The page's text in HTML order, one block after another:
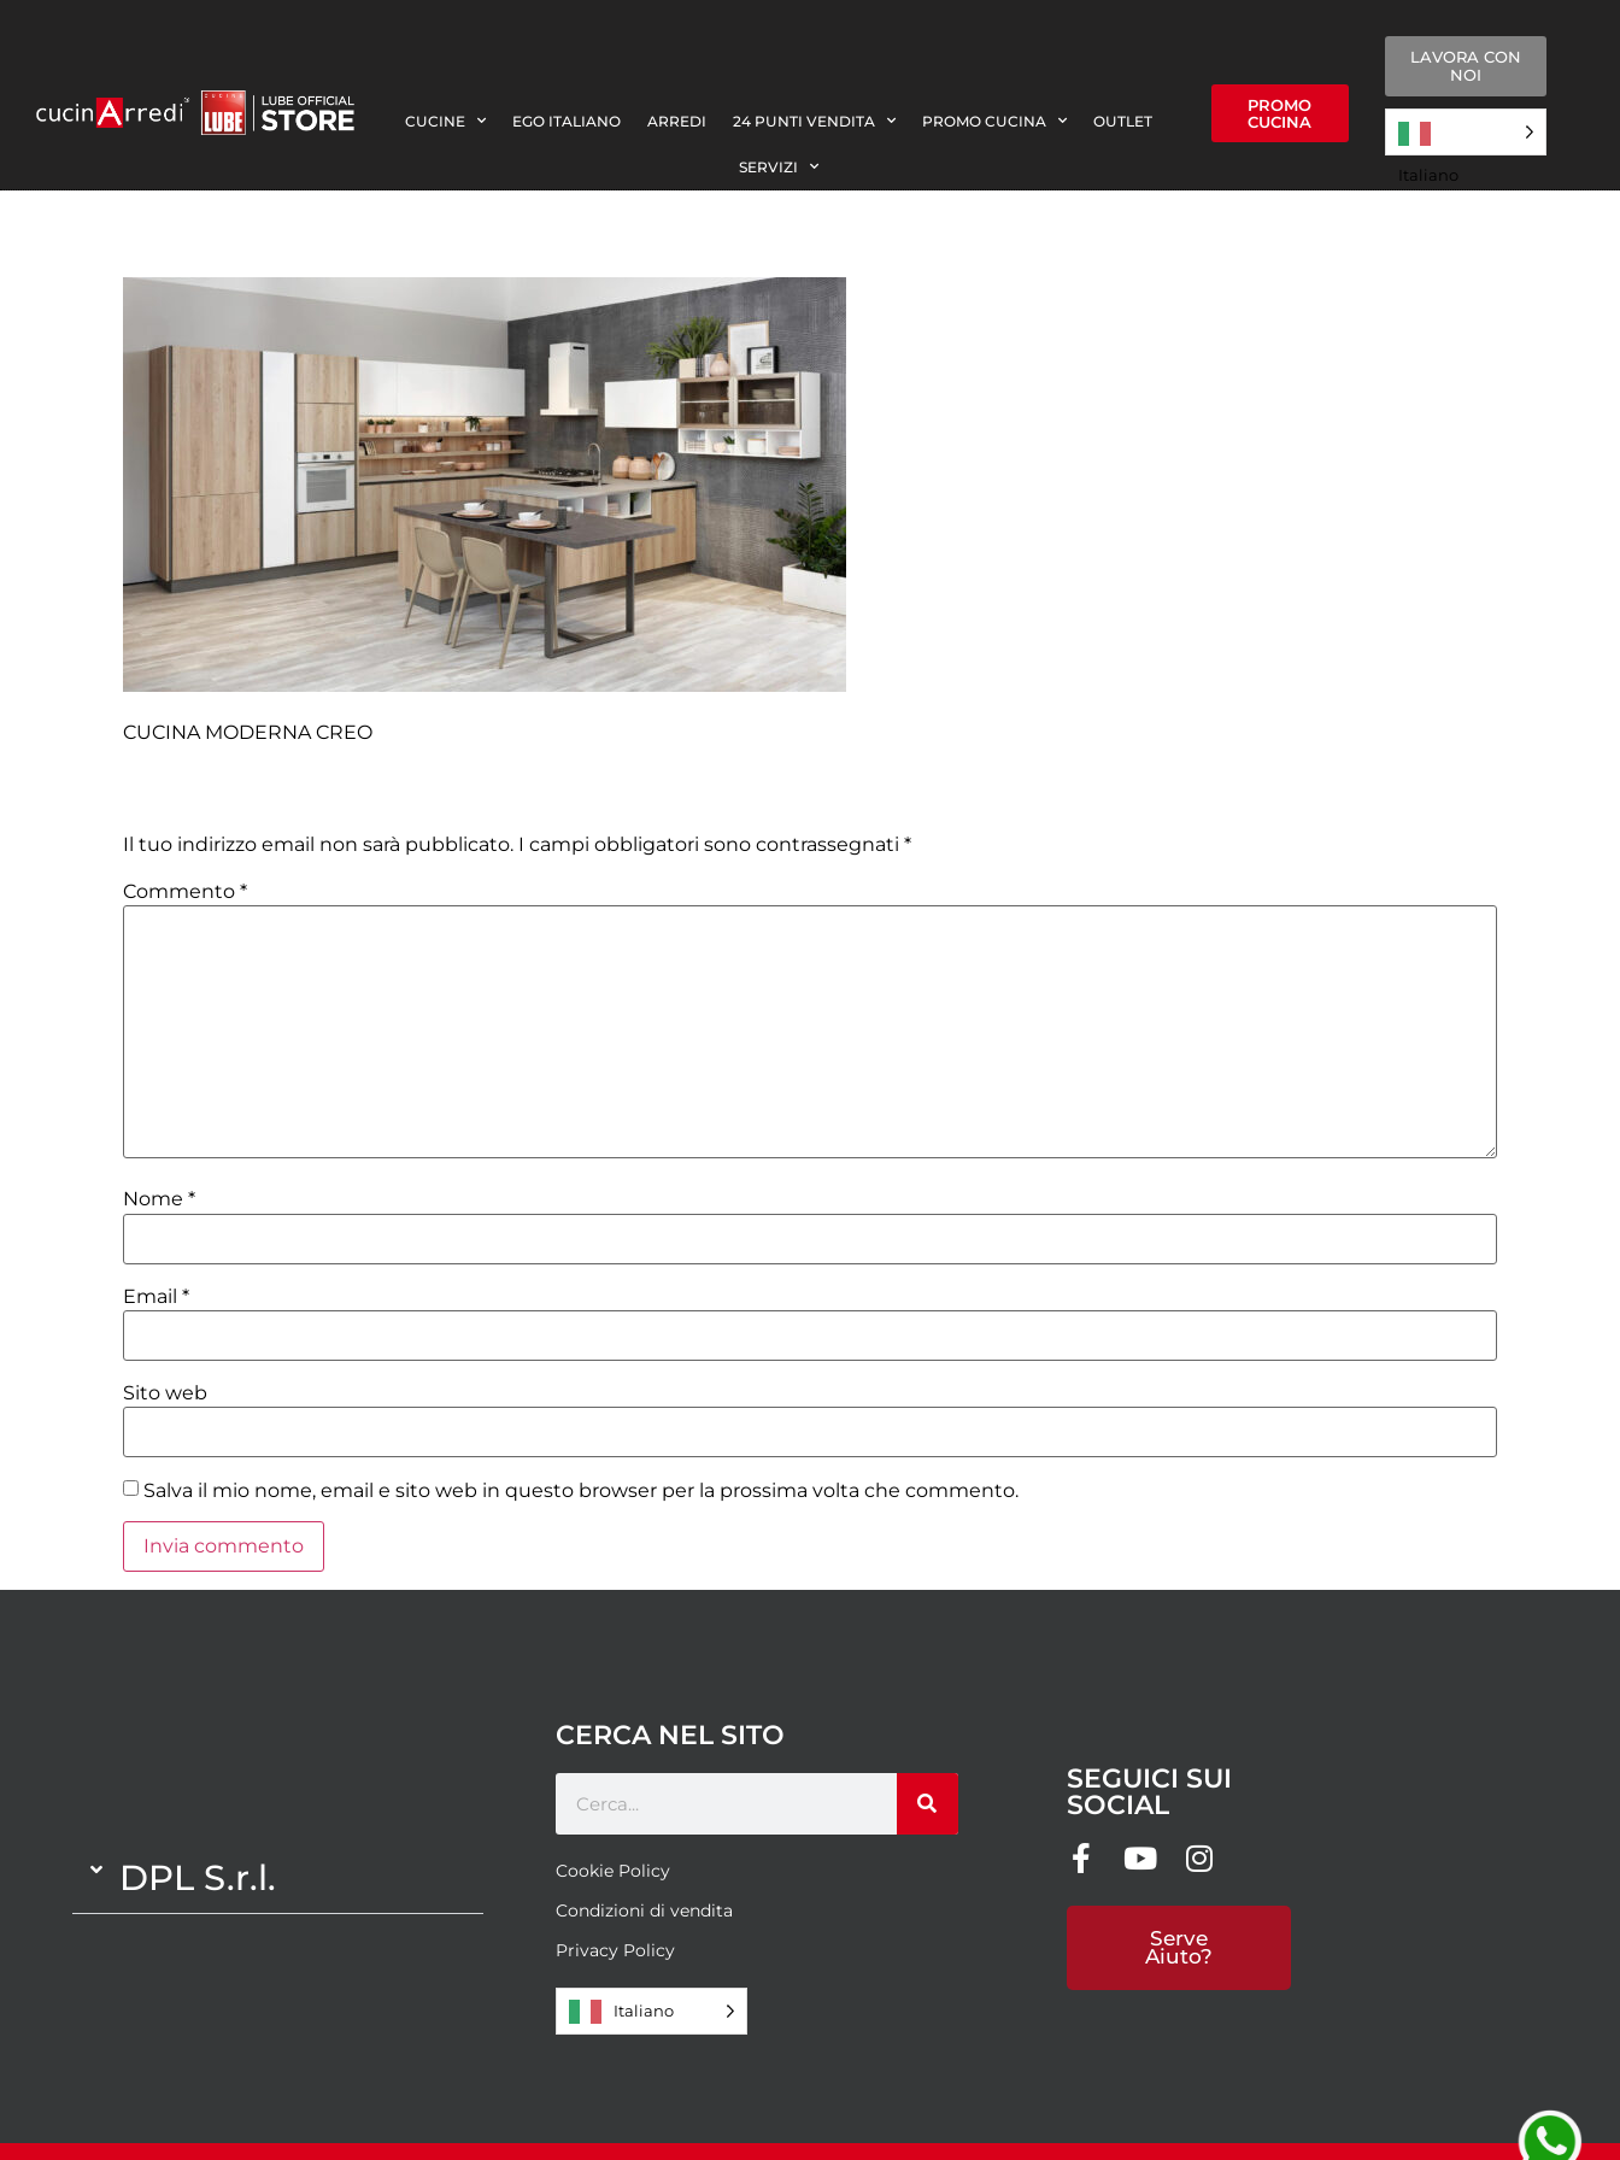
CUCINE EGO ITALIANO ARREDI 24 PUNTI VENDITA PROMO CUCINA OUTLET
SERVIZI
PROMO
CUCINA
LAVORA CON
NOI
Italiano
CUCINA MODERNA CREO
Il tuo indirizzo email non sarà pubblicato. I campi obbligatori sono contrassegnati *
Commento *
Nome *
Email *
Sito web
Salva il mio nome, email e sito web in questo browser per la prossima volta che commento.
DPL S.r.l.
CERCA NEL SITO
Cookie Policy
Condizioni di vendita
Privacy Policy
Italiano
SEGUICI SUI
SOCIAL
Serve
Aiuto?